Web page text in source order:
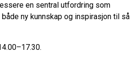
en sentral utfordring som
ny kunnskap og inspirasjon til så